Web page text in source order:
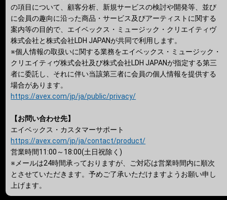
の項目について、顧客分析、新規サービスの検討や開発等、並び
に会員の趣向に沿った商品・サービス及びアーティストに関する
案内等の目的で、エイベックス・ミュージック・クリエイティヴ
株式会社と株式会社LDH JAPANが共同で利用します。
※個人情報の取扱いに関する業務をエイベックス・ミュージック・
クリエイティヴ株式会社及び株式会社LDH JAPANが指定する第三
者に委託し、それに伴い当該第三者に会員の個人情報を提供する
場合があります。
https://avex.com/jp/ja/public/privacy/
【お問い合わせ先】
エイベックス・カスタマーサポート
https://avex.com/jp/ja/contact/product/
営業時間11:00～18:00(土日祝除く)
※メールは24時間承っておりますが、ご対応は営業時間内に順次
とさせていただきます。予めご了承いただけますようお願い申し
上げます。